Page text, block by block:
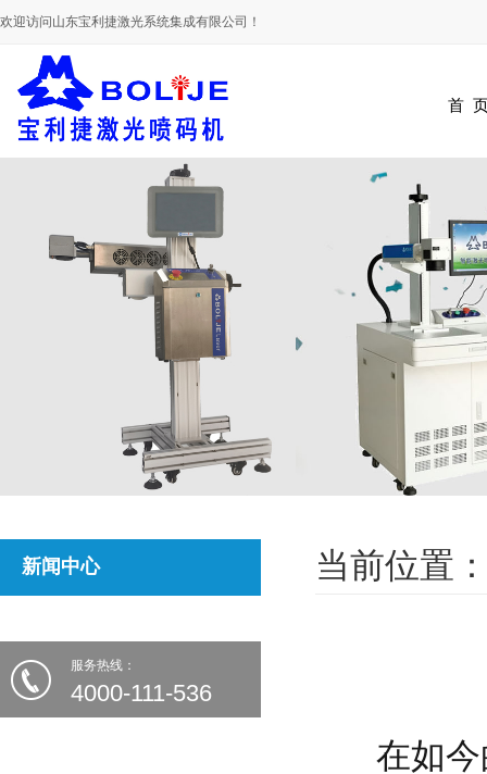
欢迎访问山东宝利捷激光系统集成有限公司！
首
新闻中心
服务热线：
4000-111-536
当前位置
在如今